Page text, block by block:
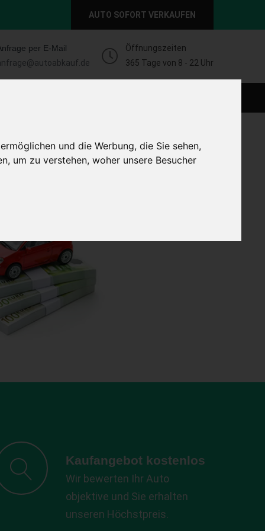
und die Werbung, die Sie sehen,
um zu verstehen, woher unsere Besucher
AUTO SOFORT VERKAUFEN
per E-Mail
Öffnungszeiten
365 Tage von 8 - 22 Uhr
Kaufangebot kostenlos
Wir bewerten Ihr Auto
objektive und Sie erhalten
unseren Höchstpreis.